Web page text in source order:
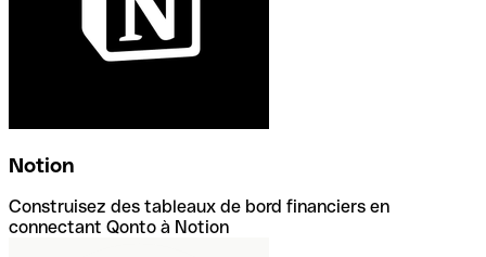
Notion
Construisez des tableaux de bord financiers en
connectant Qonto à Notion